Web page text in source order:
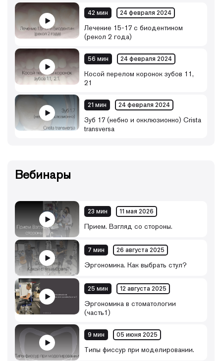
42 мин 24 февраля 2024
Лечение 15-17 с биодентином
(рекол 2 года)
56 мин 24 февраля 2024
Косой перелом коронок зубов 11,
21
21 мин 24 февраля 2024
Зуб 17 (небно и окклюзионно) Crista
transversa
Вебинары
23 мин 11 мая 2026
Прием. Взгляд со стороны.
7 мин 26 августа 2025
Эргономика. Как выбрать стул?
25 мин 12 августа 2025
Эргономика в стоматологии
(часть1)
9 мин 05 июня 2025
Типы фиссур при моделировании.